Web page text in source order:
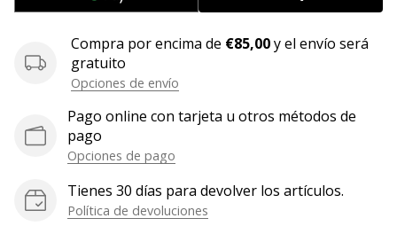
queremos
equipo!
Mostrar
todos
Compra por encima de €85,00y el envío será
gratuito
Opciones de envío
Pago online con tarjeta u otros métodos de
pago
Opciones de pago
Tienes 30 días para devolver los artículos.
Política de devoluciones